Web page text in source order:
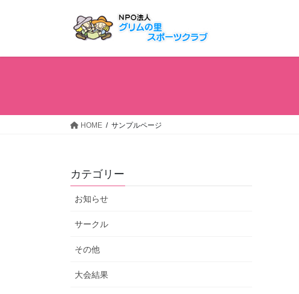
HOME サンプルページ
カテゴリー
お知らせ
サークル
その他
大会結果